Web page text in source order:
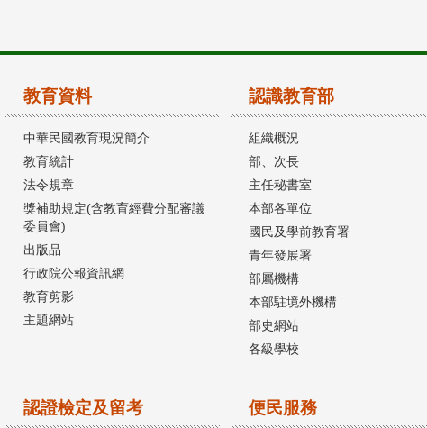
教育資料
中華民國教育現況簡介
教育統計
法令規章
獎補助規定(含教育經費分配審議
委員會)
出版品
行政院公報資訊網
教育剪影
主題網站
認識教育部
組織概況
部、次長
主任秘書室
本部各單位
國民及學前教育署
青年發展署
部屬機構
本部駐境外機構
部史網站
各級學校
認證檢定及留考 便民服務